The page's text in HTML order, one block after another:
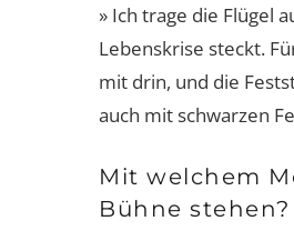
» Ich trage die Flügel
Lebenskrise steckt.
mit drin, und die
auch mit schwarzen
Mit welchem
Bühne stehen?